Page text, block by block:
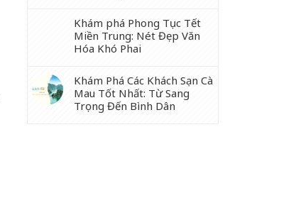
Khám phá Phong Tục Tết
Miền Trung: Nét Đẹp Văn
Hóa Khó Phai
Khám Phá Các Khách Sạn Cà
Mau Tốt Nhất: Từ Sang
Trọng Đến Bình Dân